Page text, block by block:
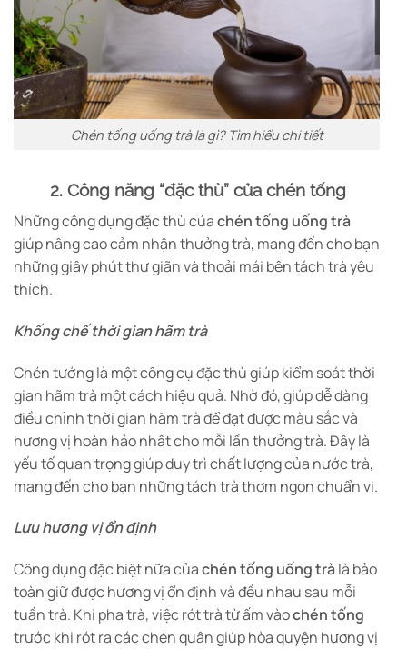
Chén tống uống trà là gì? Tìm hiểu chi tiết
2. Công năng “đặc thù” của chén tống
Những công dụng đặc thù củachén tống uống trà
giúp nâng cao cảm nhận thưởng trà, mang đến cho bạn
những giây phút thư giãn và thoải mái bên tách trà yêu
thích.
Khống chế thời gian hãm trà
Chén tướng là một công cụ đặc thù giúp kiểm soát thời
gian hãm trà một cách hiệu quả. Nhờ đó, giúp dễ dàng
điều chỉnh thời gian hãm trà để đạt được màu sắc và
hương vị hoàn hảo nhất cho mỗi lần thưởng trà. Đây là
yếu tố quan trọng giúp duy trì chất lượng của nước trà,
mang đến cho bạn những tách trà thơm ngon chuẩn vị.
Lưu hương vị ổn định
Công dụng đặc biệt nữa củachén tống uống tràlà bảo
toàn giữ được hương vị ổn định và đều nhau sau mỗi
tuần trà. Khi pha trà, việc rót trà từ ấm vàochén tống
trước khi rót ra các chén quân giúp hòa quyện hương vị